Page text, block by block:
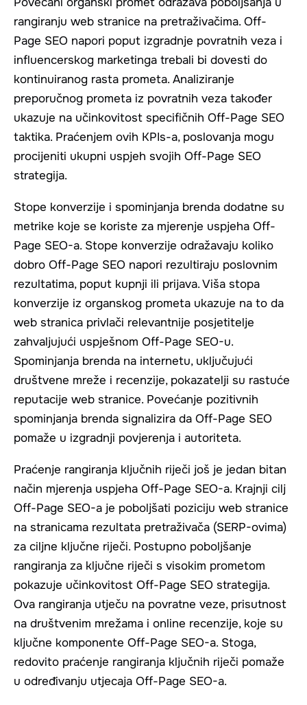
rangiranju web stranice na pretraživačima. Off-
Page SEO napori poput izgradnje povratnih veza i
influencerskog marketinga trebali bi dovesti do
kontinuiranog rasta prometa. Analiziranje
preporučnog prometa iz povratnih veza također
ukazuje na učinkovitost specifičnih Off-Page SEO
taktika. Praćenjem ovih KPIs-a, poslovanja mogu
procijeniti ukupni uspjeh svojih Off-Page SEO
strategija.
Stope konverzije i spominjanja brenda dodatne su
metrike koje se koriste za mjerenje uspjeha Off-
Page SEO-a. Stope konverzije odražavaju koliko
dobro Off-Page SEO napori rezultiraju poslovnim
rezultatima, poput kupnji ili prijava. Viša stopa
konverzije iz organskog prometa ukazuje na to da
web stranica privlači relevantnije posjetitelje
zahvaljujući uspješnom Off-Page SEO-u.
Spominjanja brenda na internetu, uključujući
društvene mreže i recenzije, pokazatelji su rastuće
reputacije web stranice. Povećanje pozitivnih
spominjanja brenda signalizira da Off-Page SEO
pomaže u izgradnji povjerenja i autoriteta.
Praćenje rangiranja ključnih riječi još je jedan bitan
način mjerenja uspjeha Off-Page SEO-a. Krajnji cilj
Off-Page SEO-a je poboljšati poziciju web stranice
na stranicama rezultata pretraživača (SERP-ovima)
za ciljne ključne riječi. Postupno poboljšanje
rangiranja za ključne riječi s visokim prometom
pokazuje učinkovitost Off-Page SEO strategija.
Ova rangiranja utječu na povratne veze, prisutnost
na društvenim mrežama i online recenzije, koje su
ključne komponente Off-Page SEO-a. Stoga,
redovito praćenje rangiranja ključnih riječi pomaže
u određivanju utjecaja Off-Page SEO-a.